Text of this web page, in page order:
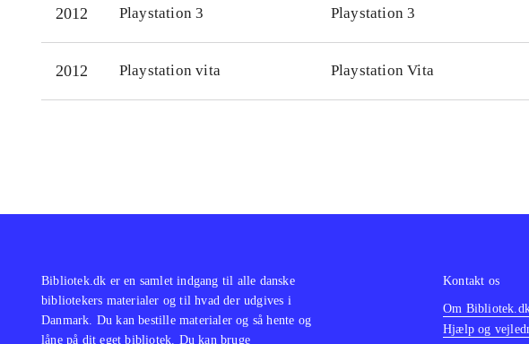
2012 Playstation 3 Playstation 3
2012 Playstation vita Playstation Vita
Bibliotek.dk er en samlet indgang til alle danske
bibliotekers materialer og til hvad der udgives i
Danmark. Du kan bestille materialer og så hente og
låne på dit eget bibliotek. Du kan bruge
Kontakt os
Om
Hjælp og